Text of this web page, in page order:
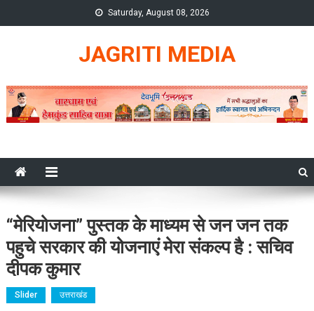
to
Saturday, August 08, 2026
JAGRITI MEDIA
“मेरियोजना” पुस्तक के माध्यम से जन जन तक
पहुचे सरकार की योजनाएं मेरा संकल्प है : सचिव
दीपक कुमार
Slider उत्तराखंड